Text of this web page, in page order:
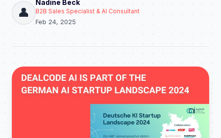
👤
Nadine Beck
B2B Sales Specialist & AI Consultant
Feb 24, 2025